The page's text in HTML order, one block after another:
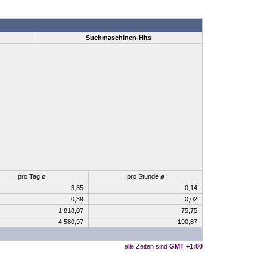
Suchmaschinen-Hits
pro Tag ø
pro Stunde ø
3,35
0,14
0,39
0,02
1 818,07
75,75
4 580,97
190,87
alle Zeiten sind GMT +1:00